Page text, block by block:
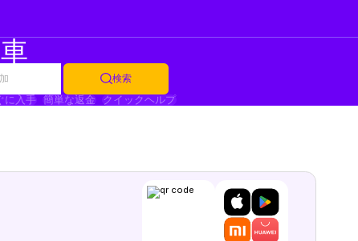
検索
に入手 簡単な返金 クイックヘルプ